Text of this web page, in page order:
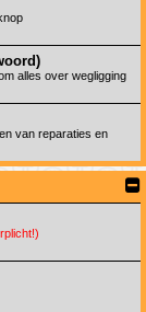
alles over wegligging
van reparaties en